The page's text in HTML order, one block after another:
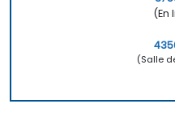
(En
(Salle